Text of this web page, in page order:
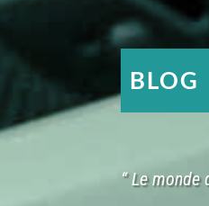
BLOG
“ Le monde